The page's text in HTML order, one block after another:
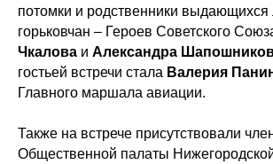
потомки и родственники выдающихся
горьковчан – Героев Советского
Чкалова и Александра
гостьей встречи стала Валерия
Главного маршала авиации.
Также на встрече присутствовали
Общественной палаты